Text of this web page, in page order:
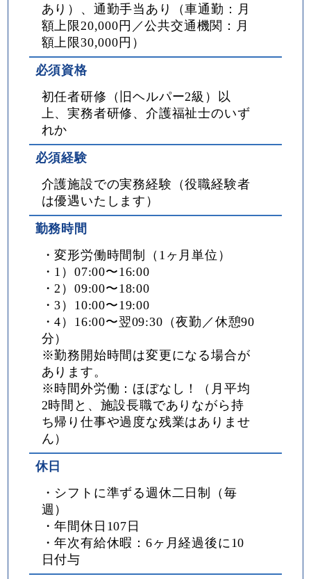
あり）、通勤手当あり（車通勤：月
額上限20,000円／公共交通機関：月
額上限30,000円）
必須資格
初任者研修（旧ヘルパー2級）以
上、実務者研修、介護福祉士のいず
れか
必須経験
介護施設での実務経験（役職経験者
は優遇いたします）
勤務時間
・変形労働時間制（1ヶ月単位）
・1）07:00〜16:00
・2）09:00〜18:00
・3）10:00〜19:00
・4）16:00〜翌09:30（夜勤／休憩90
分）
※勤務開始時間は変更になる場合が
あります。
※時間外労働：ほぼなし！（月平均
2時間と、施設長職でありながら持
ち帰り仕事や過度な残業はありませ
ん）
休日
・シフトに準ずる週休二日制（毎
週）
・年間休日107日
・年次有給休暇：6ヶ月経過後に10
日付与